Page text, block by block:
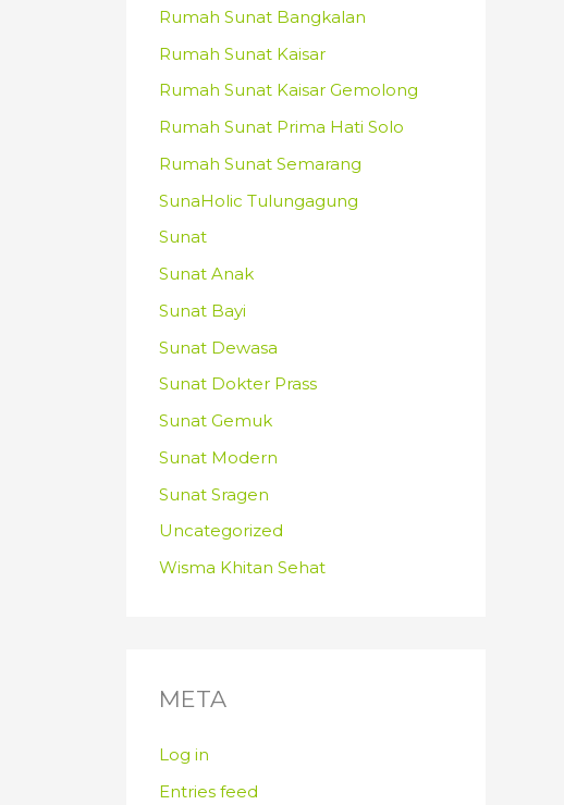
Rumah Sunat Bangkalan
Rumah Sunat Kaisar
Rumah Sunat Kaisar Gemolong
Rumah Sunat Prima Hati Solo
Rumah Sunat Semarang
SunaHolic Tulungagung
Sunat
Sunat Anak
Sunat Bayi
Sunat Dewasa
Sunat Dokter Prass
Sunat Gemuk
Sunat Modern
Sunat Sragen
Uncategorized
Wisma Khitan Sehat
META
Log in
Entries feed